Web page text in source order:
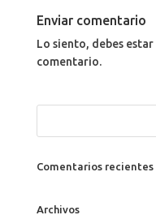
Enviar comentario
Lo siento, debes estar
comentario.
Comentarios recientes
Archivos